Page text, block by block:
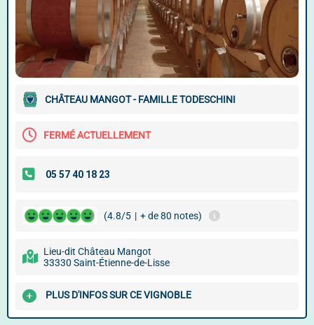
CHÂTEAU MANGOT - FAMILLE TODESCHINI
FERMÉ ACTUELLEMENT
(4.8/5 | + de 80 notes)
Lieu-dit Château Mangot
33330 Saint-Étienne-de-Lisse
PLUS D'INFOS SUR CE VIGNOBLE